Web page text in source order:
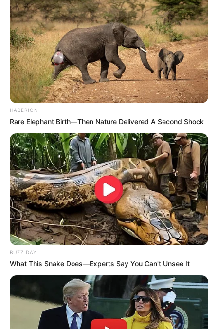
HABERION
Rare Elephant Birth—Then Nature Delivered A Second Shock
BUZZ DAY
What This Snake Does—Experts Say You Can't Unsee It